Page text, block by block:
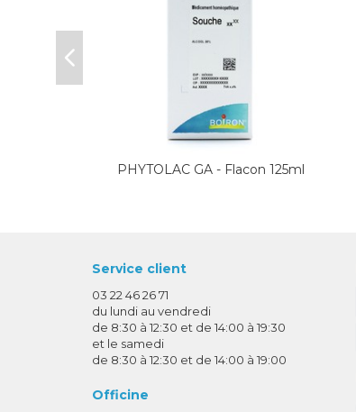
PHYTOLAC GA - Flacon 125ml
Service client
03 22 46 26 71
du lundi au vendredi
de 8:30 à 12:30 et de 14:00 à 19:30
et le samedi
de 8:30 à 12:30 et de 14:00 à 19:00
Officine